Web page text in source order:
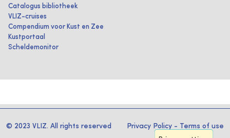
Catalogus bibliotheek
VLIZ-cruises
Compendium voor Kust en Zee
Kustportaal
Scheldemonitor
© 2023 VLIZ. All rights reserved Privacy Policy - Terms of use